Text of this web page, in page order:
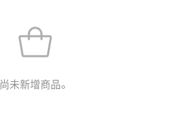
尚未新增商品。